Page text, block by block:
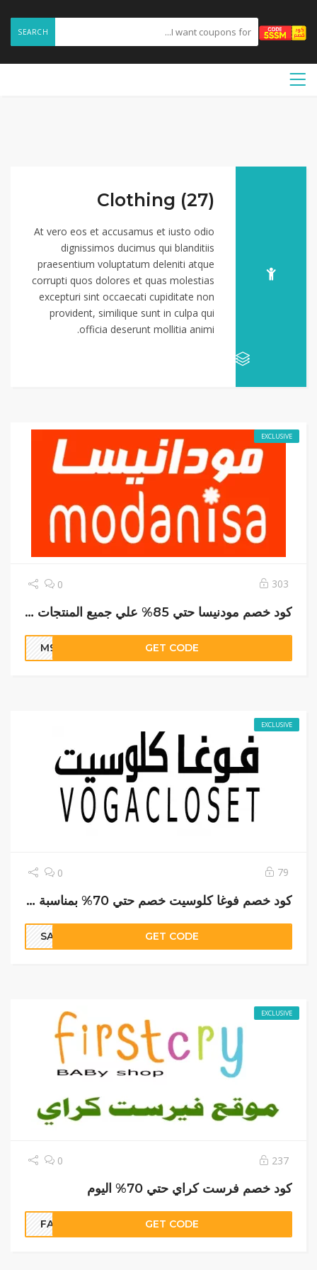
SEARCH
Clothing (27)
At vero eos et accusamus et iusto odio
dignissimos ducimus qui blanditiis
praesentium voluptatum deleniti atque
corrupti quos dolores et quas molestias
excepturi sint occaecati cupiditate non
provident, similique sunt in culpa qui
officia deserunt mollitia animi.
EXCLUSIVE
303
0
كود خصم مودنيسا حتي 85% علي جميع المنتجات الان
GET CODE
EXCLUSIVE
79
0
كود خصم فوغا كلوسيت خصم حتي 70% بمناسبة شهر رمضان
GET CODE
EXCLUSIVE
237
0
كود خصم فرست كراي حتي 70% اليوم
GET CODE